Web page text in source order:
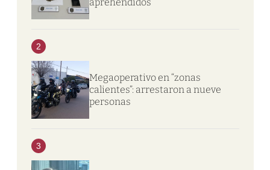
2
Megaoperativo en “zonas
calientes”: arrestaron a nueve
personas
3